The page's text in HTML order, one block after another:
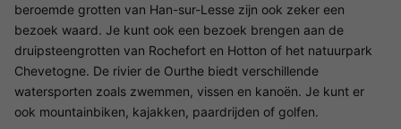
beroemde grotten van Han-sur-Lesse zijn ook zeker een
bezoek waard. Je kunt ook een bezoek brengen aan de
druipsteengrotten van Rochefort en Hotton of het natuurpark
Chevetogne. De rivier de Ourthe biedt verschillende
watersporten zoals zwemmen, vissen en kanoën. Je kunt er
ook mountainbiken, kajakken, paardrijden of golfen.